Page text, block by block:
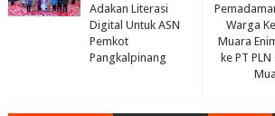
Warga
Muara
ke PT
Adakan Literasi
Digital Untuk ASN
Pemkot
Pangkalpinang